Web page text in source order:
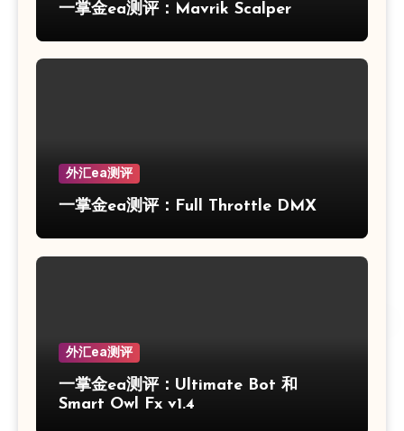
一掌金ea测评：Mavrik Scalper
外汇ea测评
一掌金ea测评：Full Throttle DMX
外汇ea测评
一掌金ea测评：Ultimate Bot 和
Smart Owl Fx v1.4